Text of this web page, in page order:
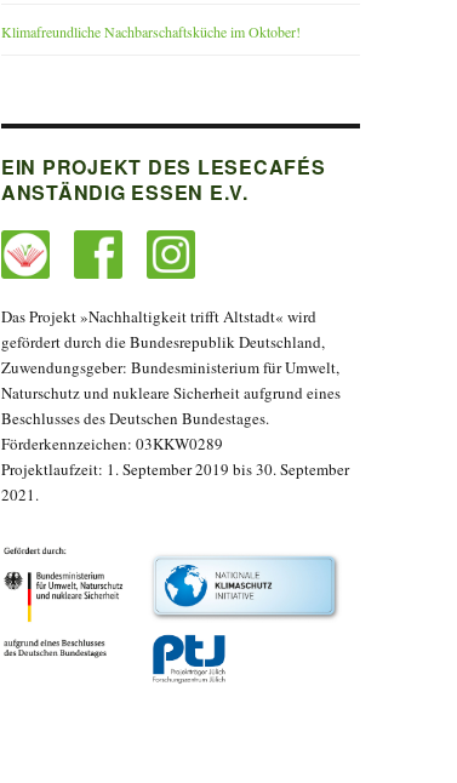
Klimafreundliche Nachbarschaftsküche im Oktober!
EIN PROJEKT DES LESECAFÉS
ANSTÄNDIG ESSEN E.V.
Das Projekt »Nachhaltigkeit trifft Altstadt« wird
gefördert durch die Bundesrepublik Deutschland,
Zuwendungsgeber: Bundesministerium für Umwelt,
Naturschutz und nukleare Sicherheit aufgrund eines
Beschlusses des Deutschen Bundestages.
Förderkennzeichen: 03KKW0289
Projektlaufzeit: 1. September 2019 bis 30. September
2021.